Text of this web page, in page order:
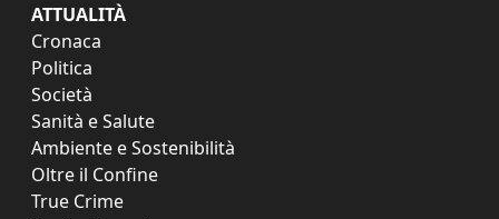
ATTUALITÀ
Cronaca
Politica
Società
Sanità e Salute
Ambiente e Sostenibilità
Oltre il Confine
True Crime